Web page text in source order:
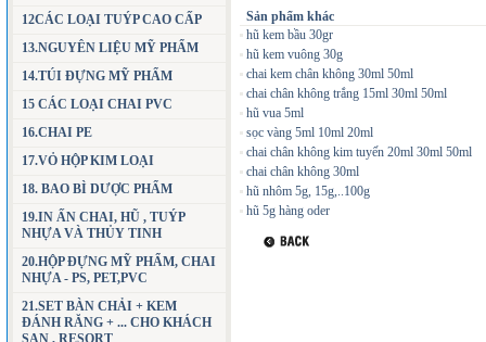
12CÁC LOẠI TUÝP CAO CẤP
13.NGUYÊN LIỆU MỸ PHẨM
14.TÚI ĐỰNG MỸ PHẨM
15 CÁC LOẠI CHAI PVC
16.CHAI PE
17.VỎ HỘP KIM LOẠI
18. BAO BÌ DƯỢC PHẨM
19.IN ẤN CHAI, HŨ , TUÝP
NHỰA VÀ THỦY TINH
20.HỘP ĐỰNG MỸ PHẨM, CHAI
NHỰA - PS, PET,PVC
21.SET BÀN CHẢI + KEM
ĐÁNH RĂNG + ... CHO KHÁCH
SẠN , RESORT
Sản phẩm khác
hũ kem bầu 30gr
hũ kem vuông 30g
chai kem chân không 30ml 50ml
chai chân không trắng 15ml 30ml 50ml
hũ vua 5ml
sọc vàng 5ml 10ml 20ml
chai chân không kim tuyến 20ml 30ml 50ml
chai chân không 30ml
hũ nhôm 5g, 15g,..100g
hũ 5g hàng oder